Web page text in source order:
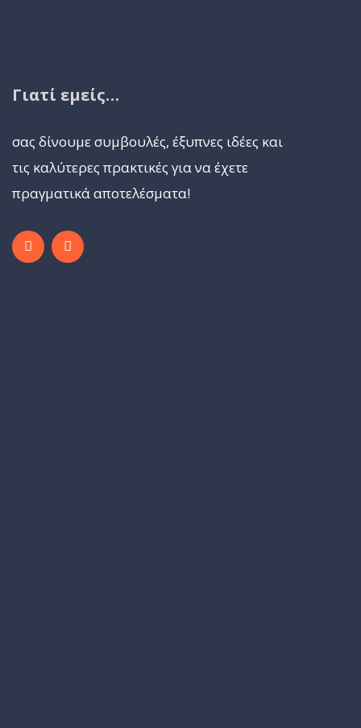
Γιατί εμείς…
σας δίνουμε συμβουλές, έξυπνες ιδέες και
τις καλύτερες πρακτικές για να έχετε
πραγματικά αποτελέσματα!